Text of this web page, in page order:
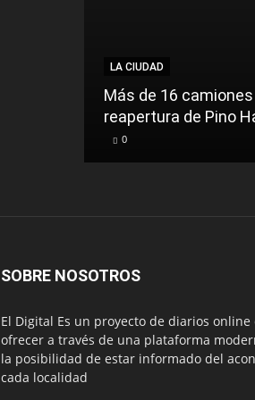
LA CIUDAD
Más de 16
reapertura de Pino
0
SOBRE NOSOTROS
El Digital Es un proyecto de diarios
ofrecer a través de una plataforma
la posibilidad de estar informado del
cada localidad